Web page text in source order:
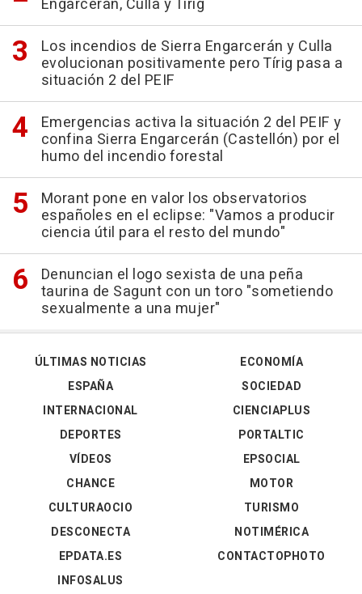
Engarcerán, Culla y Tírig
Los incendios de Sierra Engarcerán y Culla
evolucionan positivamente pero Tírig pasa a
situación 2 del PEIF
Emergencias activa la situación 2 del PEIF y
confina Sierra Engarcerán (Castellón) por el
humo del incendio forestal
Morant pone en valor los observatorios
españoles en el eclipse: "Vamos a producir
ciencia útil para el resto del mundo"
Denuncian el logo sexista de una peña
taurina de Sagunt con un toro "sometiendo
sexualmente a una mujer"
ÚLTIMAS NOTICIAS
ESPAÑA
INTERNACIONAL
DEPORTES
VÍDEOS
ECONOMÍA
SOCIEDAD
CIENCIAPLUS
PORTALTIC
EPSOCIAL
CHANCE
CULTURAOCIO
DESCONECTA
EPDATA.ES
INFOSALUS
MOTOR
TURISMO
NOTIMÉRICA
CONTACTOPHOTO